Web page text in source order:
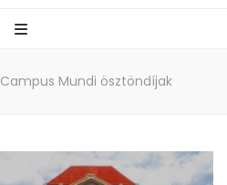
Campus Mundi ösztöndíjak